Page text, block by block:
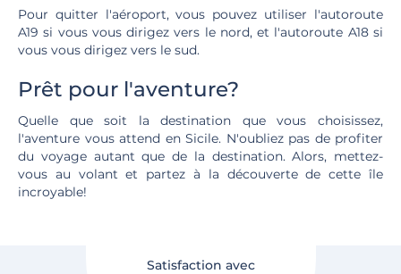
Pour quitter l'aéroport, vous pouvez utiliser l'autoroute
A19 si vous vous dirigez vers le nord, et l'autoroute A18 si
vous vous dirigez vers le sud.
Prêt pour l'aventure?
Quelle que soit la destination que vous choisissez,
l'aventure vous attend en Sicile. N'oubliez pas de profiter
du voyage autant que de la destination. Alors, mettez-
vous au volant et partez à la découverte de cette île
incroyable!
Satisfaction avec